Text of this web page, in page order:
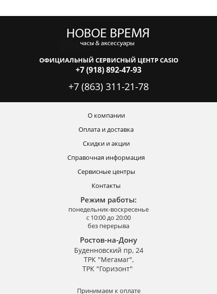
ОФИЦИАЛЬНЫЙ СЕРВИСНЫЙ ЦЕНТР CASIO
+7 (918) 892-47-93
+7 (863) 311-21-78
О компании
Оплата и доставка
Скидки и акции
Справочная информация
Сервисные центры
Контакты
Режим работы:
понедельник-воскресенье
с 10:00 до 20:00
без перерыва
Ростов-на-Дону
Буденновский пр, 24
ТРК "Мегамаг",
ТРК "Горизонт"
Принимаем к оплате